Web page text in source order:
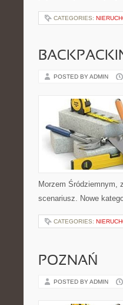
CATEGORIES:
POSTED BY ADMIN
Morzem Śródziemnym,
scenariusz. Nowe
CATEGORIES:
POZNAŃ
POSTED BY ADMIN